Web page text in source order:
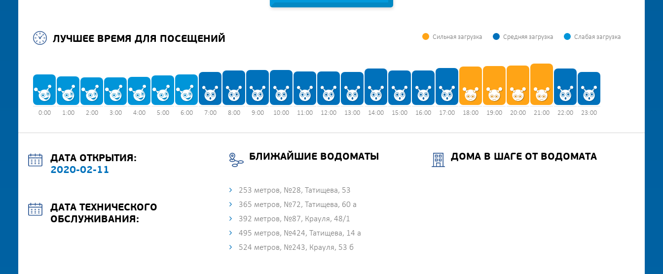
ЛУЧШЕЕ ВРЕМЯ ДЛЯ ПОСЕЩЕНИЙ Сильная загрузка Средняя загрузка Слабая загрузка
0:00 1:00 2:00 3:00 4:00 5:00 6:00 7:00 8:00 9:00 10:00 11:00 12:00 13:00 14:00 15:00 16:00 17:00 18:00 19:00 20:00 21:00 22:00 23:00
ДАТА ОТКРЫТИЯ:
2020-02-11
ДАТА ТЕХНИЧЕСКОГО
ОБСЛУЖИВАНИЯ:
БЛИЖАЙШИЕ ВОДОМАТЫ
253 метров, №28, Татищева, 53
365 метров, №72, Татищева, 60 а
392 метров, №87, Крауля, 48/1
495 метров, №424, Татищева, 14 а
524 метров, №243, Крауля, 53 б
ДОМА В ШАГЕ ОТ ВОДОМАТА